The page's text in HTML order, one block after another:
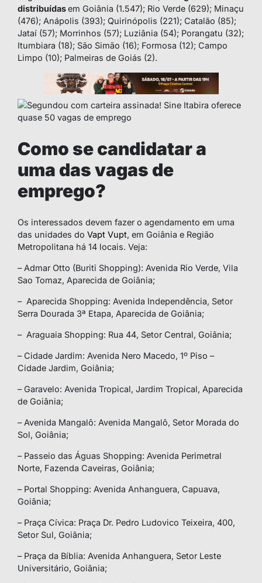
distribuídasem Goiânia (1.547); Rio Verde (629); Minaçu
(476); Anápolis (393); Quirinópolis (221); Catalão (85);
Jataí (57); Morrinhos (57); Luziânia (54); Porangatu (32);
Itumbiara (18); São Simão (16); Formosa (12); Campo
Limpo (10); Palmeiras de Goiás (2).
Como se candidatar a
uma das vagas de
emprego?
Os interessados devem fazer o agendamento em uma
das unidades do Vapt Vupt, em Goiânia e Região
Metropolitana há 14 locais. Veja:
– Admar Otto (Buriti Shopping): Avenida Rio Verde, Vila
Sao Tomaz, Aparecida de Goiânia;
– Aparecida Shopping: Avenida Independência, Setor
Serra Dourada 3ª Etapa, Aparecida de Goiânia;
– Araguaia Shopping: Rua 44, Setor Central, Goiânia;
– Cidade Jardim: Avenida Nero Macedo, 1º Piso –
Cidade Jardim, Goiânia;
– Garavelo: Avenida Tropical, Jardim Tropical, Aparecida
de Goiânia;
– Avenida Mangalô: Avenida Mangalô, Setor Morada do
Sol, Goiânia;
– Passeio das Águas Shopping: Avenida Perimetral
Norte, Fazenda Caveiras, Goiânia;
– Portal Shopping: Avenida Anhanguera, Capuava,
Goiânia;
– Praça Cívica: Praça Dr. Pedro Ludovico Teixeira, 400,
Setor Sul, Goiânia;
– Praça da Bíblia: Avenida Anhanguera, Setor Leste
Universitário, Goiânia;